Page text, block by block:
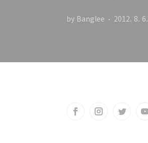
by Banglee 2012. 8. 6.